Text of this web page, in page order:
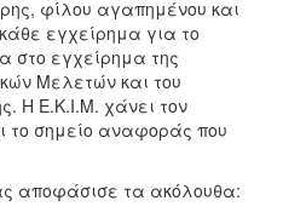
φίλου αγαπημένου και
εγχείρημα για το
στο εγχείρημα της
Μελετών και του
Η Ε.Κ.Ι.Μ. χάνει τον
το σημείο αναφοράς που
αποφάσισε τα ακόλουθα: